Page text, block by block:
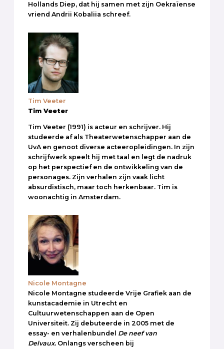
Hollands Diep, dat hij samen met zijn Oekraïense
vriend Andrii Kobaliia schreef.
Tim Veeter
Tim Veeter
Tim Veeter (1991) is acteur en schrijver. Hij
studeerde af als Theaterwetenschapper aan de
UvA en genoot diverse acteeropleidingen. In zijn
schrijfwerk speelt hij met taal en legt de nadruk
op het perspectief en de ontwikkeling van de
personages. Zijn verhalen zijn vaak licht
absurdistisch, maar toch herkenbaar. Tim is
woonachtig in Amsterdam.
Nicole Montagne
Nicole Montagne studeerde Vrije Grafiek aan de
kunstacademie in Utrecht en
Cultuurwetenschappen aan de Open
Universiteit. Zij debuteerde in 2005 met de
essay- en verhalenbundel De neef van
Delvaux. Onlangs verscheen bij